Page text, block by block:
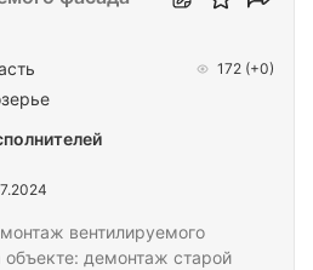
вентилируемого
демонтаж старой
172 (+0)